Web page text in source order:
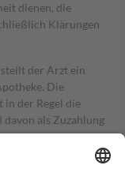
dienen, die
Klärungen
der Arzt ein
Die
der Regel die
als Zuzahlung
Höhe von zehn